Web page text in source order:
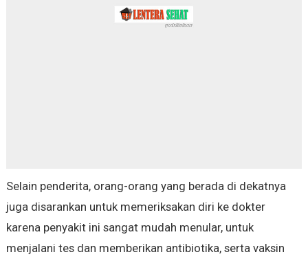
Selain penderita, orang-orang yang berada di dekatnya
juga disarankan untuk memeriksakan diri ke dokter
karena penyakit ini sangat mudah menular, untuk
menjalani tes dan memberikan antibiotika, serta vaksin